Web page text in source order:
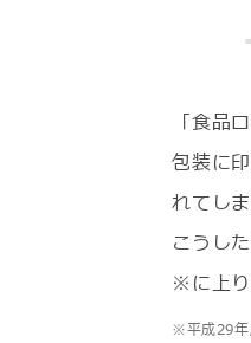
「食品
包装に
れてし
こうし
※に上り
※平成29年